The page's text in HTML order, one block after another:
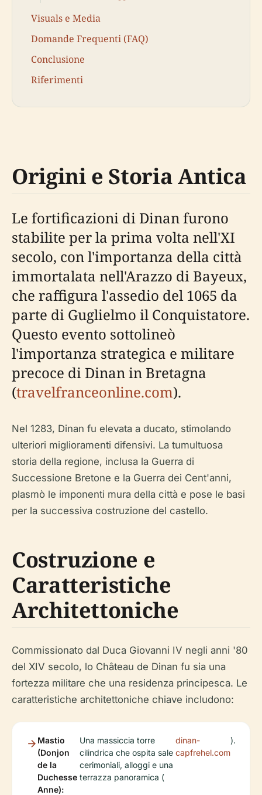
Visuals e Media
Domande Frequenti (FAQ)
Conclusione
Riferimenti
Origini e Storia Antica
Le fortificazioni di Dinan furono
stabilite per la prima volta nell'XI
secolo, con l'importanza della città
immortalata nell'Arazzo di Bayeux,
che raffigura l'assedio del 1065 da
parte di Guglielmo il Conquistatore.
Questo evento sottolineò
l'importanza strategica e militare
precoce di Dinan in Bretagna
(travelfranceonline.com).
Nel 1283, Dinan fu elevata a ducato, stimolando
ulteriori miglioramenti difensivi. La tumultuosa
storia della regione, inclusa la Guerra di
Successione Bretone e la Guerra dei Cent'anni,
plasmò le imponenti mura della città e pose le basi
per la successiva costruzione del castello.
Costruzione e
Caratteristiche
Architettoniche
Commissionato dal Duca Giovanni IV negli anni '80
del XIV secolo, lo Château de Dinan fu sia una
fortezza militare che una residenza principesca. Le
caratteristiche architettoniche chiave includono:
Mastio
(Donjon
de la
Duchesse
Anne):
Una massiccia torre
cilindrica che ospita sale
cerimoniali, alloggi e una
terrazza panoramica (
dinan-
capfrehel.com
).